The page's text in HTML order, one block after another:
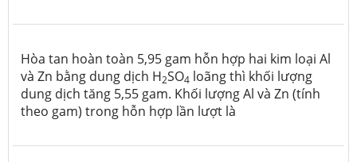
Hòa tan hoàn toàn 5,95 gam hỗn hợp hai kim loại Al
và Zn bằng dung dịch H2SO4 loãng thì khối lượng
dung dịch tăng 5,55 gam. Khối lượng Al và Zn (tính
theo gam) trong hỗn hợp lần lượt là